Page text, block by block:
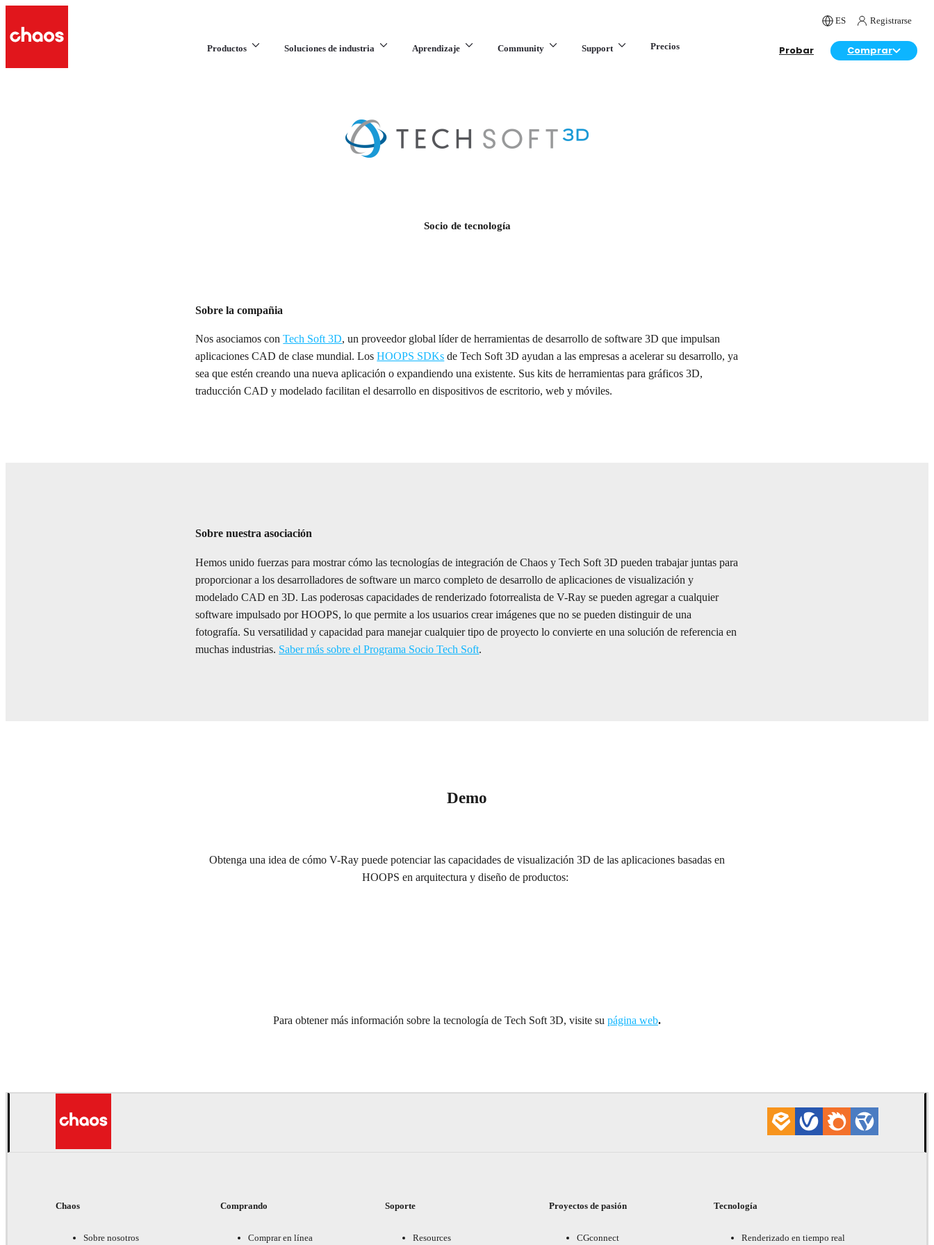
ES Registrarse
Productos Soluciones de industria Aprendizaje Community Support Precios Probar Comprar
Socio de tecnología
Sobre la compañia
Nos asociamos conTech Soft 3D, un proveedor global líder de herramientas de desarrollo de software 3D que impulsan
aplicaciones CAD de clase mundial. LosHOOPS SDKs de Tech Soft 3D ayudan a las empresas a acelerar su desarrollo, ya
sea que estén creando una nueva aplicación o expandiendo una existente. Sus kits de herramientas para gráficos 3D,
traducción CAD y modelado facilitan el desarrollo en dispositivos de escritorio, web y móviles.
Sobre nuestra asociación
Hemos unido fuerzas para mostrar cómo las tecnologías de integración de Chaos y Tech Soft 3D pueden trabajar juntas para
proporcionar a los desarrolladores de software un marco completo de desarrollo de aplicaciones de visualización y
modelado CAD en 3D. Las poderosas capacidades de renderizado fotorrealista de V-Ray se pueden agregar a cualquier
software impulsado por HOOPS, lo que permite a los usuarios crear imágenes que no se pueden distinguir de una
fotografía. Su versatilidad y capacidad para manejar cualquier tipo de proyecto lo convierte en una solución de referencia en
muchas industrias. Saber más sobre el Programa Socio Tech Soft.
Demo
Obtenga una idea de cómo V-Ray puede potenciar las capacidades de visualización 3D de las aplicaciones basadas en
HOOPS en arquitectura y diseño de productos:
Para obtener más información sobre la tecnología de Tech Soft 3D, visite su página web.
Chaos
Sobre nosotros
Comprando
Comprar en línea
Soporte
Resources
Proyectos de pasión
CGconnect
Tecnología
Renderizado en tiempo real